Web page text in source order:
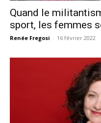
Quand le
sport, les femmes
Renée Fregosi - 16 février 2022